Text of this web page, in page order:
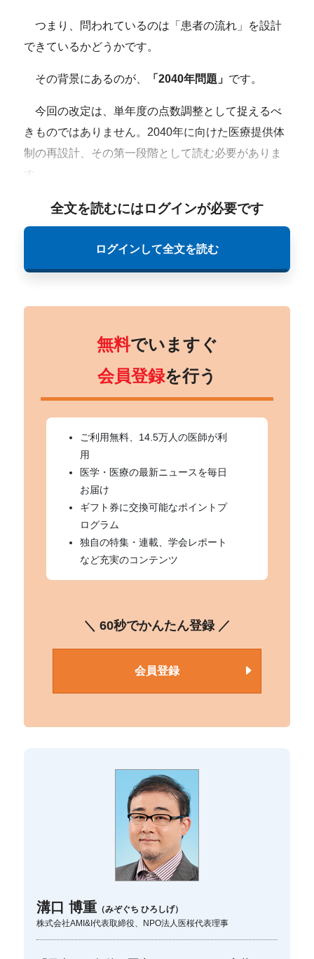
つまり、問われているのは「患者の流れ」を設計
できているかどうかです。
その背景にあるのが、 「2040年問題」 です。
今回の改定は、単年度の点数調整として捉えるべ
きものではありません。2040年に向けた医療提供体
制の再設計、その第一段階として読む必要がありま
す。
全文を読むにはログインが必要です
ログインして全文を読む
無料でいますぐ
会員登録を行う
ご利用無料、14.5万人の医師が利
用
医学・医療の最新ニュースを毎日
お届け
ギフト券に交換可能なポイントプ
ログラム
独自の特集・連載、学会レポート
など充実のコンテンツ
＼ 60秒でかんたん登録 ／
会員登録
溝口 博重 （みぞぐち ひろしげ）
株式会社AMI&I代表取締役、NPO法人医桜代表理事